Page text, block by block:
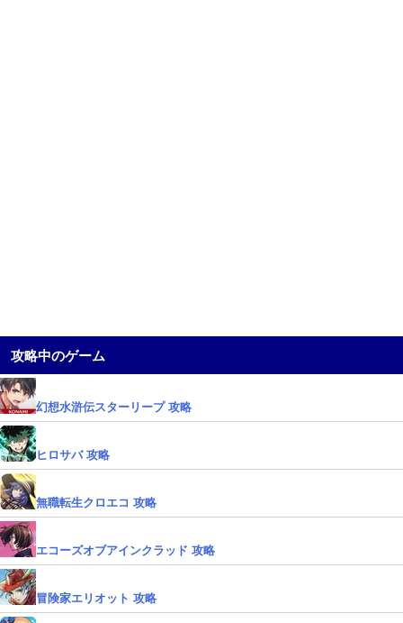
攻略中のゲーム
幻想水滸伝スターリープ 攻略
ヒロサバ 攻略
無職転生クロエコ 攻略
エコーズオブアインクラッド 攻略
冒険家エリオット 攻略